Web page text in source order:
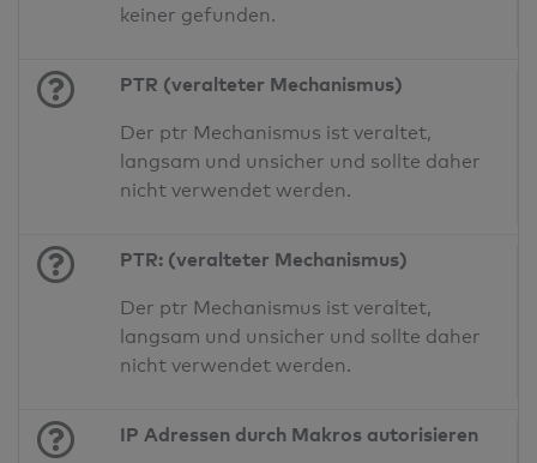
keiner gefunden.
PTR (veralteter Mechanismus)
Der ptr Mechanismus ist veraltet,
langsam und unsicher und sollte daher
nicht verwendet werden.
PTR: (veralteter Mechanismus)
Der ptr Mechanismus ist veraltet,
langsam und unsicher und sollte daher
nicht verwendet werden.
IP Adressen durch Makros autorisieren